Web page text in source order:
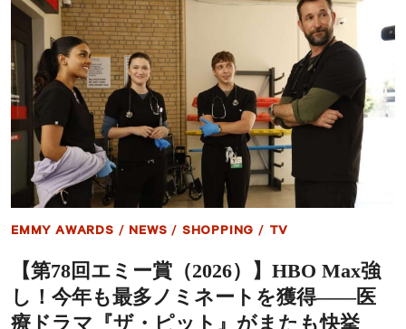
め
て
い
な
い」
ォ
ー
ズ』
ラ
イ
ト
セ
ー
が
約
円
落
札
「私
は
EMMY AWARDS / NEWS / SHOPPING / TV
【第78回エミー賞（2026）】HBO Max強
し！今年も最多ノミネートを獲得――医
療ドラマ『ザ・ピット』がまたも快挙